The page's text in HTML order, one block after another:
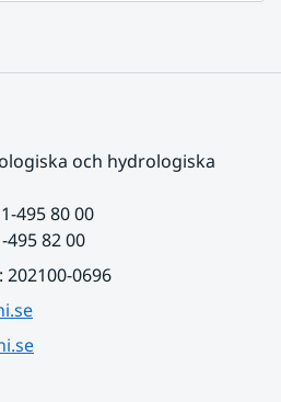
och hydrologiska
495 80 00
82 00
0696